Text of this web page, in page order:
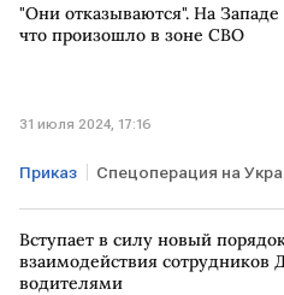
"Они отказываются". На
что произошло в зоне СВО
31 июля 2024, 17:16
Приказ Спецоперация на
СВО
Вступает в силу новый
взаимодействия сотрудников
водителями